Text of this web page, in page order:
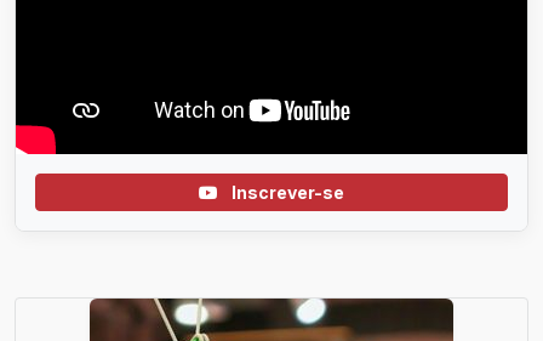
Inscrever-se